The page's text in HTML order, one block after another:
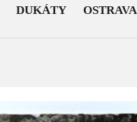
DUKÁTY OSTRAVA